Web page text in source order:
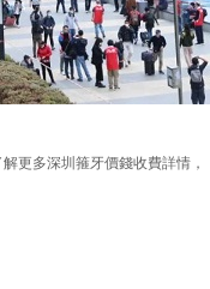
多深圳箍牙價錢收費詳情，